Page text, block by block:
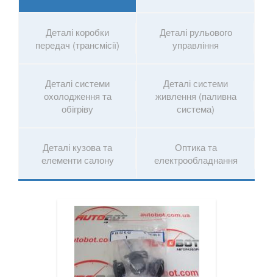
Touareg III
Touran II (1T3)
Tiguan I (5N)
Tiguan II (AD1)
Tiguan Allspace
В наявності!
Деталі коробки
передач (трансмісії)
Деталі рульового
управління
Деталі системи
охолодження та
обігріву
Деталі системи
живлення (паливна
система)
Деталі кузова та
елементи салону
Оптика та
електрообладнання